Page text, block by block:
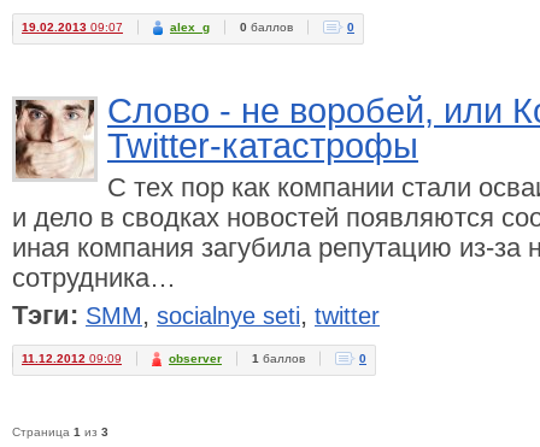
19.02.2013 09:07 alex_g 0 баллов 0
Слово - не воробей, или
Twitter-катастрофы
С тех пор как компании стали
и дело в сводках новостей появляются
иная компания загубила репутацию из-за
сотрудника…
Тэги: SMM, socialnye seti, twitter
11.12.2012 09:09 observer 1 баллов 0
Страница 1 из 3